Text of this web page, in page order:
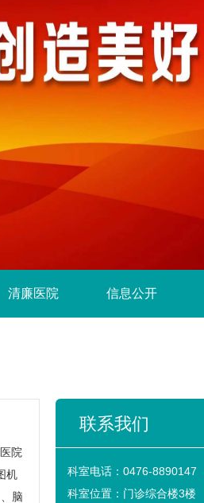
清廉医院 信息公开
院
机
脑
联系我们
科室电话： 0476-8890147
科室位置： 门诊综合楼3楼